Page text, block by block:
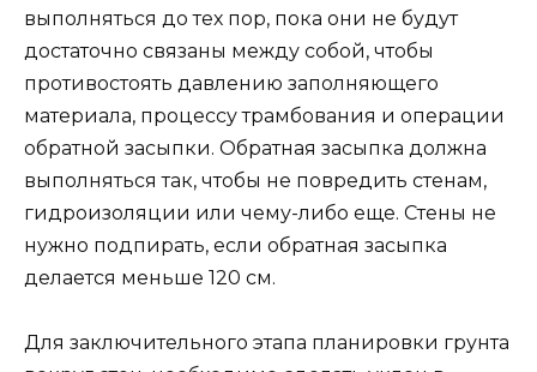
выполняться до тех пор, пока они не будут
достаточно связаны между собой, чтобы
противостоять давлению заполняющего
материала, процессу трамбования и операции
обратной засыпки. Обратная засыпка должна
выполняться так, чтобы не повредить стенам,
гидроизоляции или чему-либо еще. Стены не
нужно подпирать, если обратная засыпка
делается меньше 120 см.
Для заключительного этапа планировки грунта